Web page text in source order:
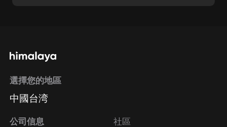
選擇您的地區
中國台湾
公司信息 社區